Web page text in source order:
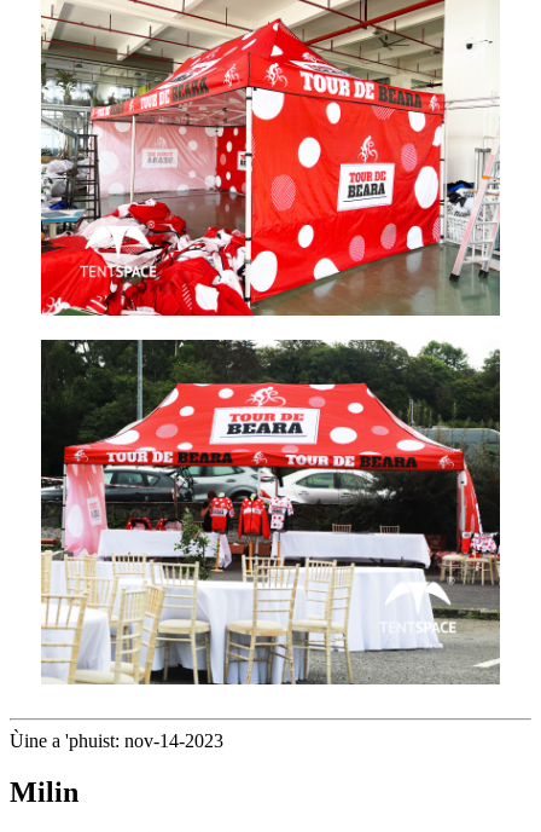
Ùine a 'phuist: nov-14-2023
Milin